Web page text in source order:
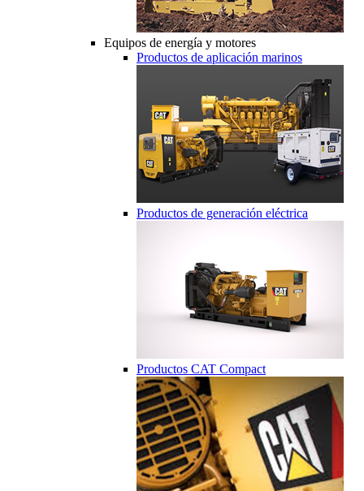
Equipos de energía y motores
Productos de aplicación marinos
Productos de generación eléctrica
Productos CAT Compact